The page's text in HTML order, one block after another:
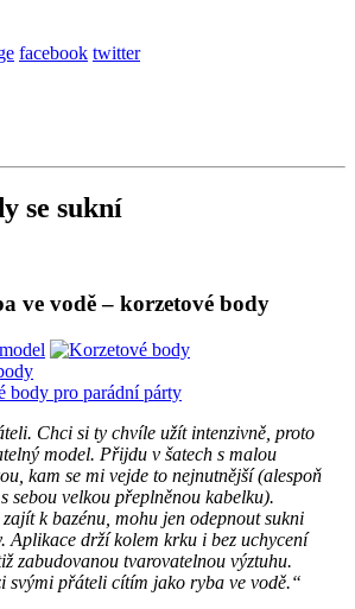
facebook twitter
se sukní
ve vodě – korzetové body
Chci si ty chvíle užít intenzivně, proto
model. Přijdu v šatech s malou
kam se mi vejde to nejnutnější (alespoň
sebou velkou přeplněnou kabelku).
k bazénu, mohu jen odepnout sukni
Aplikace drží kolem krku i bez uchycení
zabudovanou tvarovatelnou výztuhu.
svými přáteli cítím jako ryba ve vodě.“